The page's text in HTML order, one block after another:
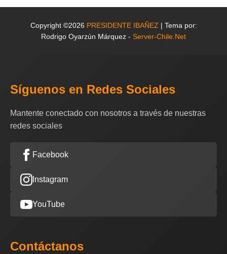
Copyright ©2026 PRESIDENTE IBAÑEZ | Tema por:
Rodrigo Oyarzún Márquez - Server-Chile.Net
Síguenos en Redes Sociales
Mantente conectado con nosotros a través de nuestras
redes sociales
Facebook
Instagram
YouTube
Contáctanos